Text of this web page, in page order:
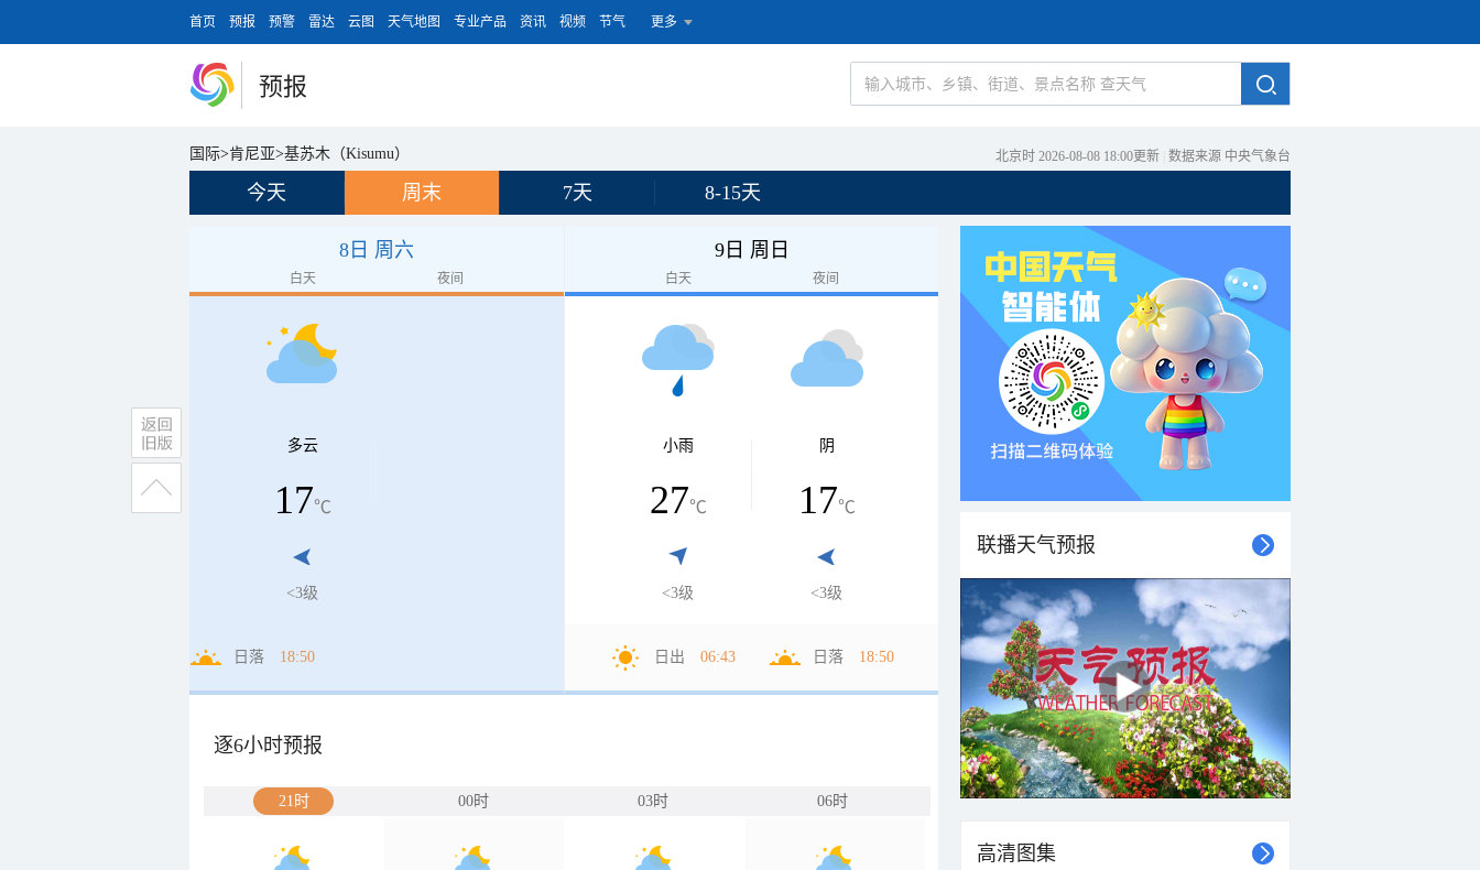
首页 预报 预警 雷达 云图 天气地图 专业产品 资讯 视频 节气 更多
预报
国际>肯尼亚>基苏木（Kisumu） 北京时 2026-08-08 18:00更新 数据来源 中央气象台
今天 周末 7天 8-15天
8日 周六
白天 夜间
多云
17℃
<3级
日落 18:50
9日 周日
白天 夜间
小雨
27℃
<3级
阴
17℃
<3级
日出 06:43 日落 18:50
逐6小时预报
21时 00时 03时 06时
联播天气预报
高清图集